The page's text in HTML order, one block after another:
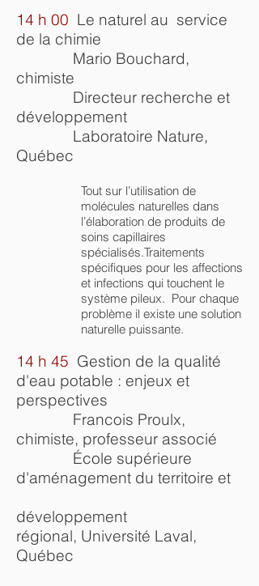
14 h 00 Le naturel au service
de la chimie
Mario Bouchard,
chimiste
Directeur recherche et
développement
Laboratoire Nature,
Québec
Tout sur l’utilisation de
molécules naturelles dans
l’élaboration de produits de
soins capillaires
spécialisés.Traitements
spécifiques pour les affections
et infections qui touchent le
système pileux. Pour chaque
problème il existe une solution
naturelle puissante.
14 h 45 Gestion de la qualité
d'eau potable : enjeux et
perspectives
Francois Proulx,
chimiste, professeur associé
École supérieure
d'aménagement du territoire et
développement
régional, Université Laval,
Québec